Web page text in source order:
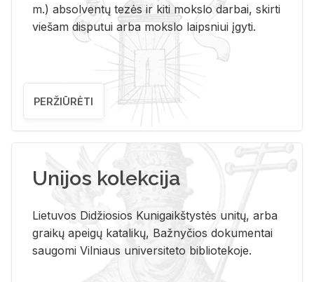
m.) absolventų tezės ir kiti mokslo darbai, skirti
viešam disputui arba mokslo laipsniui įgyti.
PERŽIŪRĖTI
Unijos kolekcija
Lietuvos Didžiosios Kunigaikštystės unitų, arba
graikų apeigų katalikų, Bažnyčios dokumentai
saugomi Vilniaus universiteto bibliotekoje.